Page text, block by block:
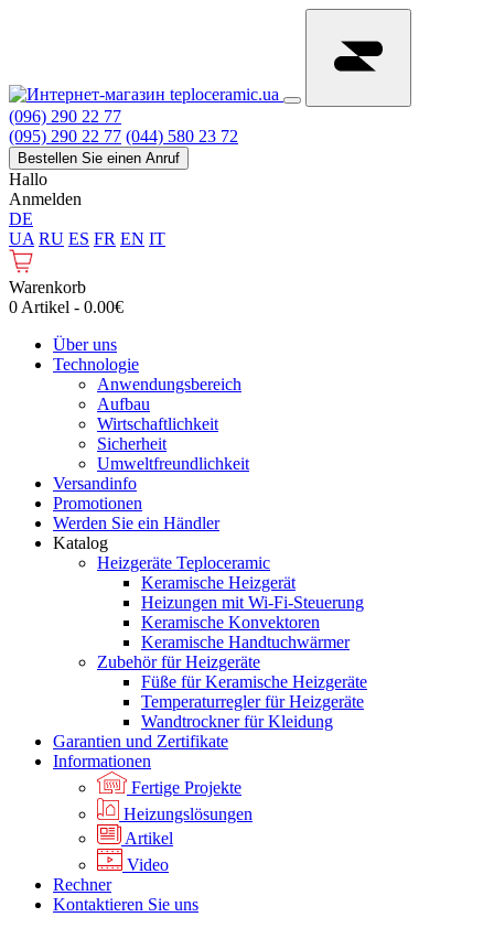
(096) 290 22 77
(095) 290 22 77 (044) 580 23 72
Bestellen Sie einen Anruf
Hallo
Anmelden
DE
UA RU ES FR EN IT
Warenkorb
0 Artikel - 0.00€
Über uns
Technologie
Anwendungsbereich
Aufbau
Wirtschaftlichkeit
Sicherheit
Umweltfreundlichkeit
Versandinfo
Promotionen
Werden Sie ein Händler
Katalog
Heizgeräte Teploceramic
Keramische Heizgerät
Heizungen mit Wi-Fi-Steuerung
Keramische Konvektoren
Keramische Handtuchwärmer
Zubehör für Heizgeräte
Füße für Keramische Heizgeräte
Temperaturregler für Heizgeräte
Wandtrockner für Kleidung
Garantien und Zertifikate
Informationen
Fertige Projekte
Heizungslösungen
Artikel
Video
Rechner
Kontaktieren Sie uns